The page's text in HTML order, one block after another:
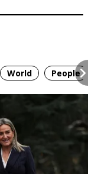
World People